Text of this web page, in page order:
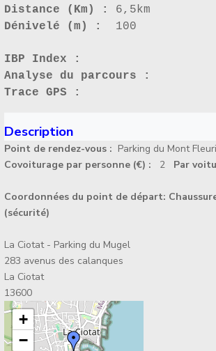
Distance (Km) : 6,5km
Dénivelé (m) : 100
IBP Index :
Analyse du parcours :
Trace GPS :
Description
Point de rendez-vous : Parking du Mont
Covoiturage par personne (€) : 2 Par
Coordonnées du point de départ:
(sécurité)
La Ciotat - Parking du Mugel
283 avenus des calanques
La Ciotat
13600
+
−